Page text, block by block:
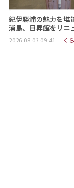
紀伊勝浦の魅力を
浦島、日昇館をリニ
2026.08.03 09:41 く